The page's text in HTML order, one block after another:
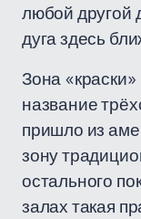
любой другой
дуга здесь
Зона
название
пришло из
зону
остального
залах такая